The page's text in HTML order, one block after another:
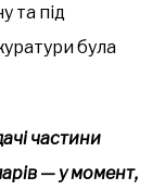
та під
була
частини
— у момент,